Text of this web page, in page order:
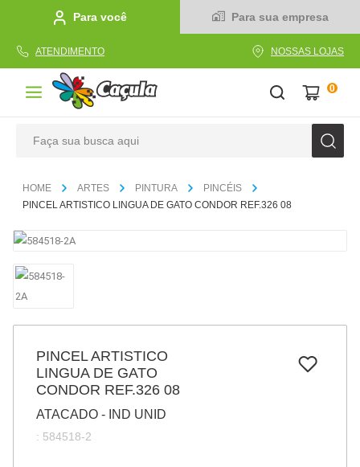
Para você Para sua empresa
ATENDIMENTO NOSSAS LOJAS
0
ARTES PINTURA
PINCÉIS
PINCEL ARTISTICO LINGUA DE GATO CONDOR REF.326 08
PINCEL ARTISTICO
LINGUA DE GATO
CONDOR REF.326 08
ATACADO - IND UNID
: 584518-2
1º caderno
2
papel